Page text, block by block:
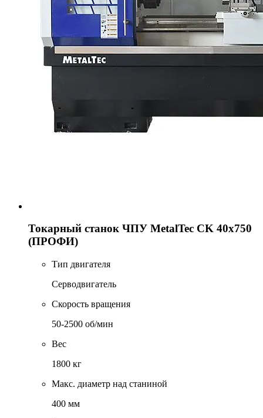
Токарный станок ЧПУ MetalTec CK 40x750
(ПРОФИ)
Тип двигателя
Серводвигатель
Скорость вращения
50-2500 об/мин
Вес
1800 кг
Макс. диаметр над станиной
400 мм